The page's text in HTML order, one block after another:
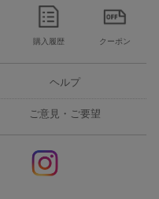
購入履歴 クーポン
ヘルプ
ご意見・ご要望